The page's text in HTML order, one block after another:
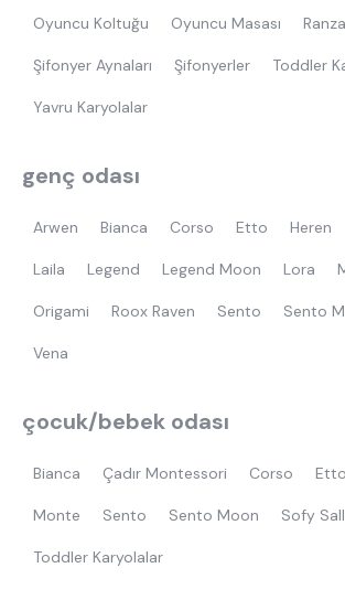
Oyuncu Koltuğu Oyuncu Masası
Şifonyer Aynaları Şifonyerler Toddler
Yavru Karyolalar
genç odası
Arwen Bianca Corso Etto Heren
Laila Legend Legend Moon Lora
Origami Roox Raven Sento Sento
Vena
çocuk/bebek odası
Bianca Çadır Montessori Corso Etto
Monte Sento Sento Moon Sofy
Toddler Karyolalar